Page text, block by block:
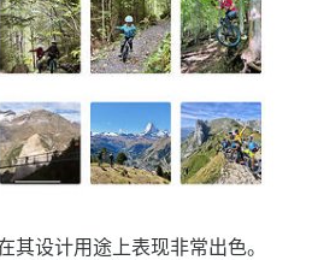
其设计用途上表现非常出色。